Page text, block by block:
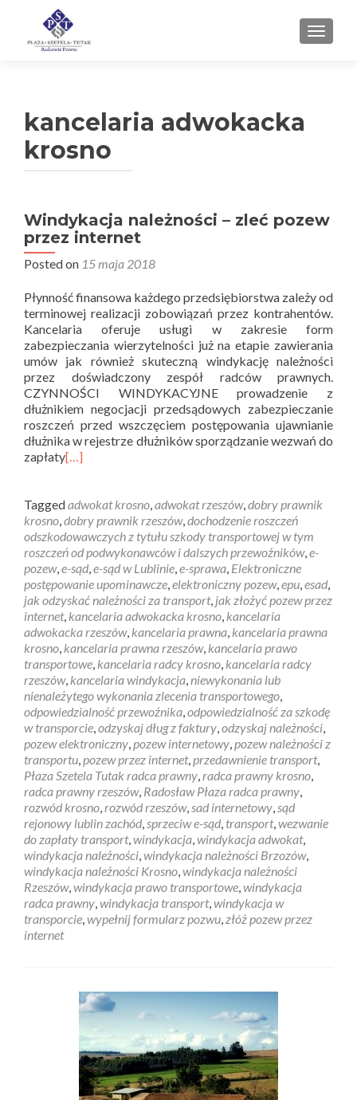
kancelaria adwokacka
krosno
Windykacja należności – zleć pozew
przez internet
Posted on 15 maja 2018
Płynność finansowa każdego przedsiębiorstwa zależy od
terminowej realizacji zobowiązań przez kontrahentów.
Kancelaria oferuje usługi w zakresie form
zabezpieczania wierzytelności już na etapie zawierania
umów jak również skuteczną windykację należności
przez doświadczony zespół radców prawnych.
CZYNNOŚCI WINDYKACYJNE prowadzenie z
dłużnikiem negocjacji przedsądowych zabezpieczanie
roszczeń przed wszczęciem postępowania ujawnianie
dłużnika w rejestrze dłużników sporządzanie wezwań do
zapłaty[…]
Taggedadwokat krosno,adwokat rzeszów,dobry prawnik
krosno,dobry prawnik rzeszów,dochodzenie roszczeń
odszkodowawczych z tytułu szkody transportowej w tym
roszczeń od podwykonawców i dalszych przewoźników,e-
pozew,e-sąd,e-sąd w Lublinie,e-sprawa, Elektroniczne
postępowanie upominawcze,elektroniczny pozew,epu,esad,
jak odzyskać należności za transport, jak złożyć pozew przez
internet, kancelaria adwokacka krosno, kancelaria
adwokacka rzeszów, kancelaria prawna, kancelaria prawna
krosno, kancelaria prawna rzeszów, kancelaria prawo
transportowe, kancelaria radcy krosno, kancelaria radcy
rzeszów, kancelaria windykacja,niewykonania lub
nienależytego wykonania zlecenia transportowego,
odpowiedzialność przewoźnika,odpowiedzialność za szkodę
w transporcie,odzyskaj dług z faktury,odzyskaj należności,
pozew elektroniczny,pozew internetowy,pozew należności z
transportu,pozew przez internet,przedawnienie transport,
Płaza Szetela Tutak radca prawny,radca prawny krosno,
radca prawny rzeszów, Radosław Płaza radca prawny,
rozwód krosno,rozwód rzeszów,sad internetowy,sąd
rejonowy lublin zachód,sprzeciw e-sąd, transport,wezwanie
do zapłaty transport,windykacja,windykacja adwokat,
windykacja należności,windykacja należności Brzozów,
windykacja należności Krosno,windykacja należności
Rzeszów,windykacja prawo transportowe,windykacja
radca prawny,windykacja transport,windykacja w
transporcie,wypełnij formularz pozwu,złóż pozew przez
internet